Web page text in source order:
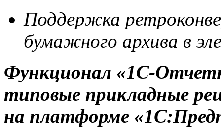
Поддержка
бумажного архива в
Функционал «1С-
типовые прикладные
на платформе